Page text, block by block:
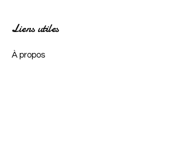
Liens utiles
À propos